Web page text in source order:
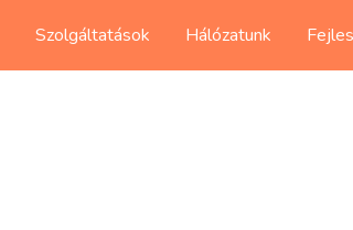
Szolgáltatások Hálózatunk